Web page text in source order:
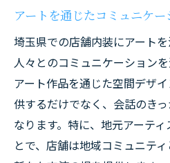
アートを通じたコミュニケ
埼玉県での店舗内装にアート
人々とのコミュニケーションを
アート作品を通じた空間デザ
供するだけでなく、会話のき
なります。特に、地元アーテ
とで、店舗は地域コミュニテ